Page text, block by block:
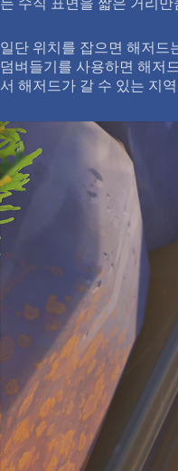
일단 위치를 잡으면 해저드
덤벼들기를 사용하면 해저
서 해저드가 갈 수 있는 지